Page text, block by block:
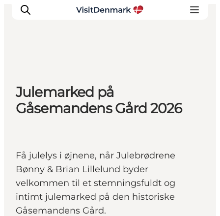
Inspirasjon
Reisemål
Aktiviteter
Julemarked på
Gåsemandens Gård 2026
Få julelys i øjnene, når Julebrødrene
Bønny & Brian Lillelund byder
velkommen til et stemningsfuldt og
intimt julemarked på den historiske
Gåsemandens Gård.